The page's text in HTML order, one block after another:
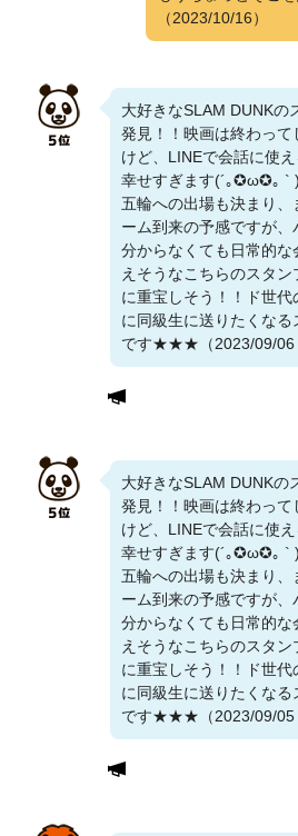
（2023/10/16）
大好きなSLAM DUNKの
発見！！映画は終わって
けど、LINEで会話に使
幸せすぎます(´｡✪ω✪｡ `
五輪への出場も決まり、
ーム到来の予感ですが、
分からなくても日常的な
えそうなこちらのスタン
に重宝しそう！！ド世代
に同級生に送りたくなる
です★★★（2023/09/06
大好きなSLAM DUNKの
発見！！映画は終わって
けど、LINEで会話に使
幸せすぎます(´｡✪ω✪｡ `
五輪への出場も決まり、
ーム到来の予感ですが、
分からなくても日常的な
えそうなこちらのスタン
に重宝しそう！！ド世代
に同級生に送りたくなる
です★★★（2023/09/05